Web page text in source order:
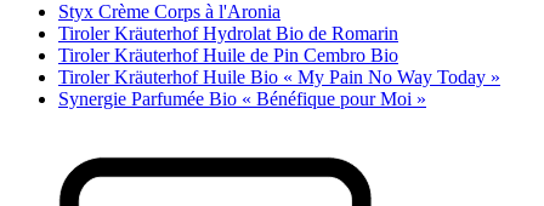
Styx Crème Corps à l'Aronia
Tiroler Kräuterhof Hydrolat Bio de Romarin
Tiroler Kräuterhof Huile de Pin Cembro Bio
Tiroler Kräuterhof Huile Bio « My Pain No Way Today »
Synergie Parfumée Bio « Bénéfique pour Moi »